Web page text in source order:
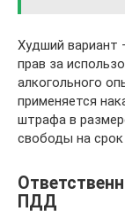
Худший вариант
прав за
алкогольного
применяется
штрафа в
свободы на
ПДД